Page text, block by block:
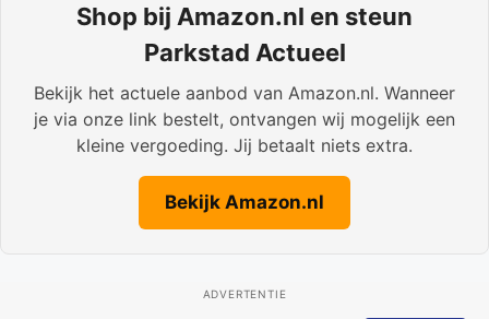
Shop bij Amazon.nl en steun
Parkstad Actueel
Bekijk het actuele aanbod van Amazon.nl. Wanneer
je via onze link bestelt, ontvangen wij mogelijk een
kleine vergoeding. Jij betaalt niets extra.
Bekijk Amazon.nl
ADVERTENTIE